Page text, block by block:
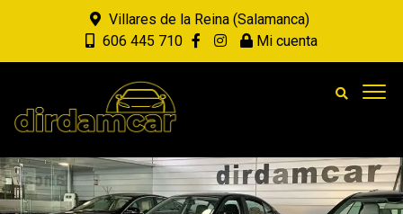
Villares de la Reina (Salamanca)
606 445 710
Mi cuenta